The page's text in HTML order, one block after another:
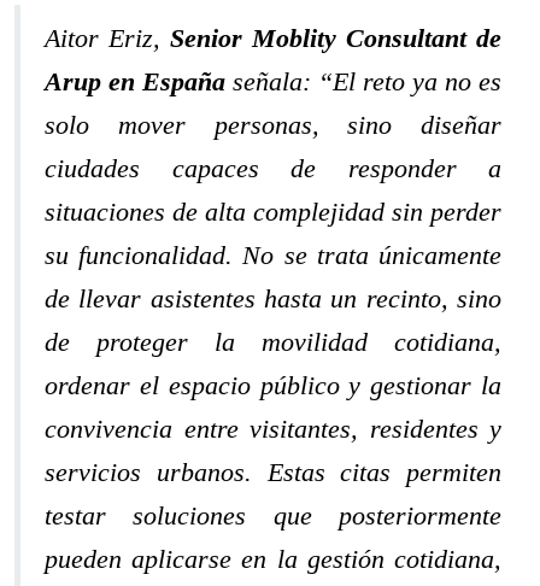
Aitor Eriz, Senior Moblity Consultant de
Arup en España señala: “El reto ya no es
solo mover personas, sino diseñar
ciudades capaces de responder a
situaciones de alta complejidad sin perder
su funcionalidad. No se trata únicamente
de llevar asistentes hasta un recinto, sino
de proteger la movilidad cotidiana,
ordenar el espacio público y gestionar la
convivencia entre visitantes, residentes y
servicios urbanos. Estas citas permiten
testar soluciones que posteriormente
pueden aplicarse en la gestión cotidiana,